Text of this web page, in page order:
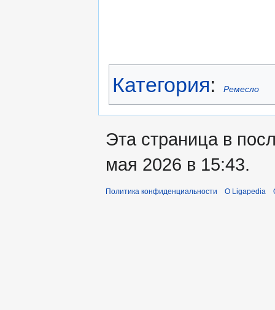
Категория: Ремесло
Эта страница в
мая 2026 в 15:43.
Политика конфиденциальности О Ligapedia